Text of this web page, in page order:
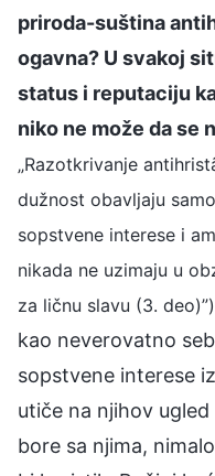
priroda-suština
ogavna? U svakoj
status i reputaciju
niko ne može da se
„Razotkrivanje
dužnost obavljaju
sopstvene interese i
nikada ne uzimaju u
za ličnu slavu (3. deo)”)
kao neverovatno
sopstvene interese
utiče na njihov
bore sa njima,